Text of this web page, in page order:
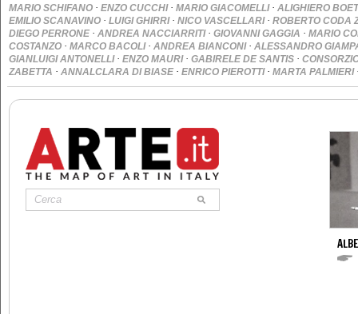
MARIO SCHIFANO · ENZO CUCCHI · MARIO GIACOMELLI · ALIGHIERO
EMILIO SCANAVINO · LUIGI GHIRRI · NICO VASCELLARI · ROBERTO CODA
DIEGO PERRONE · ANDREA NACCIARRITI · GIOVANNI GAGGIA · MARIO
COSTANZO · MARCO BACOLI · ANDREA BIANCONI · ALESSANDRO
GIANLUIGI ANTONELLI · ENZO MAURI · GABIRELE DE SANTIS ·
ZABETTA · ANNALCLARA DI BIASE · ENRICO PIEROTTI · MARTA PALMIERI